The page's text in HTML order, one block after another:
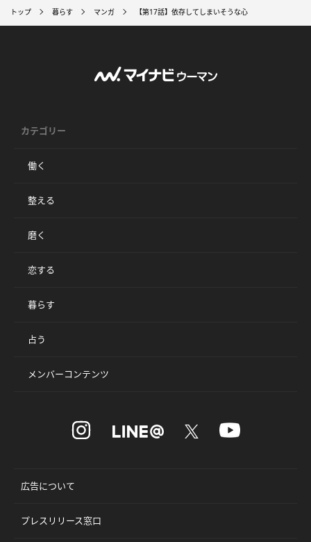
トップ 暮らす マンガ 【第17話】依存してしまいそうな心
カテゴリー
働く
整える
磨く
恋する
暮らす
占う
メンバーコンテンツ
広告について
プレスリリース窓口